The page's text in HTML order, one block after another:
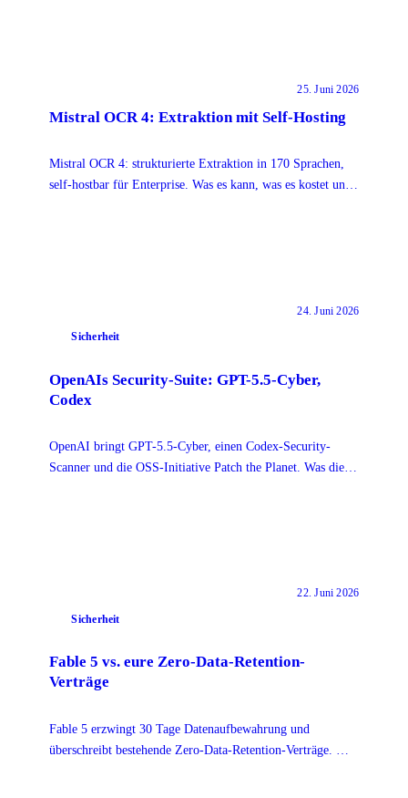
25. Juni 2026
Mistral OCR 4: Extraktion mit Self-Hosting
Mistral OCR 4: strukturierte Extraktion in 170 Sprachen,
self-hostbar für Enterprise. Was es kann, was es kostet und
24. Juni 2026
Sicherheit
OpenAIs Security-Suite: GPT-5.5-Cyber,
Codex
OpenAI bringt GPT-5.5-Cyber, einen Codex-Security-
Scanner und die OSS-Initiative Patch the Planet. Was die
22. Juni 2026
Sicherheit
Fable 5 vs. eure Zero-Data-Retention-
Verträge
Fable 5 erzwingt 30 Tage Datenaufbewahrung und
überschreibt bestehende Zero-Data-Retention-Verträge. Was